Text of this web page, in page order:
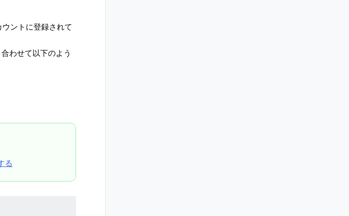
ントに登録されて
わせて以下のよう
る